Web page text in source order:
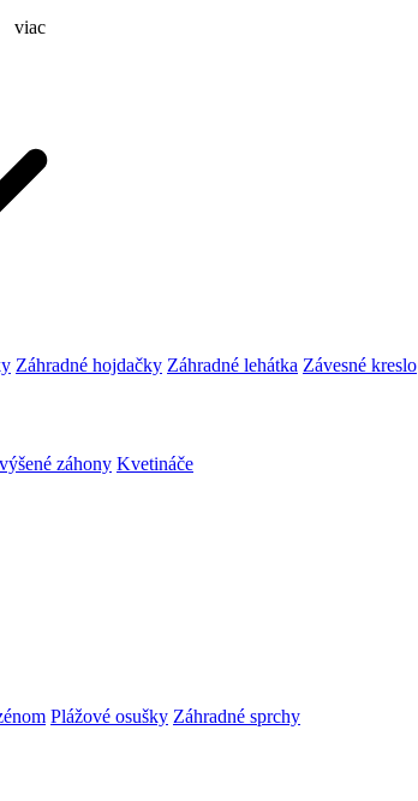
viac
Záhradné hojdačky Záhradné lehátka Závesné kreslo
záhony Kvetináče
Plážové osušky Záhradné sprchy